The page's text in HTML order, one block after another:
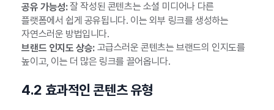
공유 가능성:잘 작성된 콘텐츠는 소셜 미디어나 다른
플랫폼에서 쉽게 공유됩니다. 이는 외부 링크를 생성하는
자연스러운 방법입니다.
브랜드 인지도 상승:고급스러운 콘텐츠는 브랜드의 인지도를
높이고, 이는 더 많은 링크를 끌어옵니다.
4.2 효과적인 콘텐츠 유형